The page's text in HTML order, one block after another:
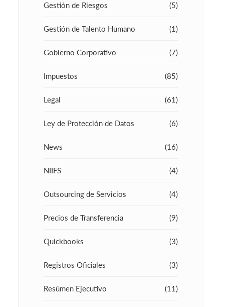
Gestión de Riesgos (5)
Gestión de Talento Humano (1)
Gobierno Corporativo (7)
Impuestos (85)
Legal (61)
Ley de Protección de Datos (6)
News (16)
NIIFS (4)
Outsourcing de Servicios (4)
Precios de Transferencia (9)
Quickbooks (3)
Registros Oficiales (3)
Resúmen Ejecutivo (11)